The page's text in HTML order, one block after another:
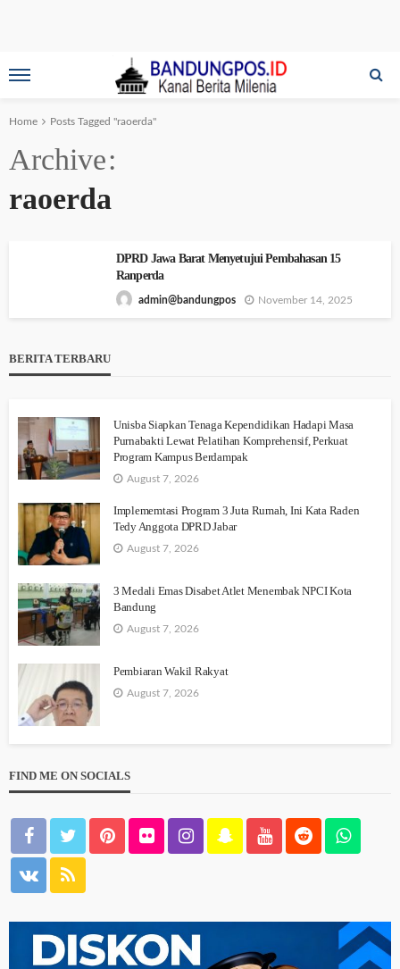
Home Posts Tagged "raoerda"
Archive
raoerda
DPRD Jawa Barat Menyetujui Pembahasan 15
Ranperda
admin@bandungpos November 14, 2025
BERITA TERBARU
Unisba Siapkan Tenaga Kependidikan Hadapi Masa
Purnabakti Lewat Pelatihan Komprehensif, Perkuat
Program Kampus Berdampak
August 7, 2026
Implememtasi Program 3 Juta Rumah, Ini Kata Raden
Tedy Anggota DPRD Jabar
August 7, 2026
3 Medali Emas Disabet Atlet Menembak NPCI Kota
Bandung
August 7, 2026
Pembiaran Wakil Rakyat
August 7, 2026
FIND ME ON SOCIALS